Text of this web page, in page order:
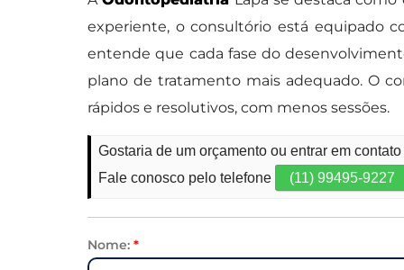
experiente, o consultório está equipado
entende que cada fase do
plano de tratamento mais adequado. O
rápidos e resolutivos, com menos sessões.
Gostaria de um orçamento ou entrar em
Fale conosco pelo telefone
(11) 99495-9227
Nome:*